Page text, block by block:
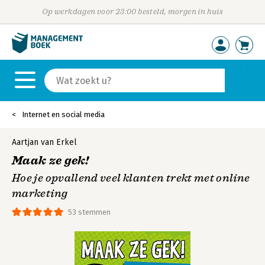
Op werkdagen voor 23:00 besteld, morgen in huis
Internet en social media
53 stemmen
Aartjan van Erkel
Maak ze gek!
Hoe je opvallend veel klanten trekt met online
marketing